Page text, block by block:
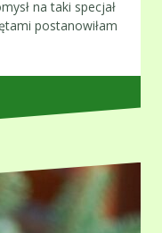
na taki specjał
postanowiłam